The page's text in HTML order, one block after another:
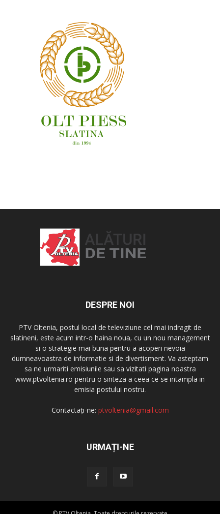
DESPRE NOI
PTV Oltenia, postul local de televiziune cel mai indragit de
slatineni, este acum intr-o haina noua, cu un nou management
si o strategie mai buna pentru a acoperi nevoia
dumneavoastra de informatie si de divertisment. Va asteptam
sa ne urmariti emisiunile sau sa vizitati pagina noastra
www.ptvoltenia.ro pentru o sinteza a ceea ce se intampla in
emisia postului nostru.
Contactați-ne: ptvoltenia@gmail.com
URMAȚI-NE